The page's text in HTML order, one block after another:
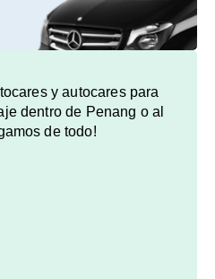
y autocares para
dentro de Penang o al
de todo!